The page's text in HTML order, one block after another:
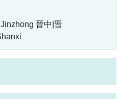
晉中|晋